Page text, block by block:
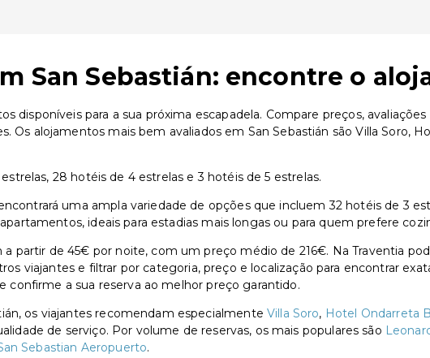
San Sebastián: encontre o
disponíveis para a sua próxima escapadela. Compare preços,
Os alojamentos mais bem avaliados em San Sebastián são Villa Soro,
28 hotéis de 4 estrelas e 3 hotéis de 5 estrelas.
uma ampla variedade de opções que incluem 32 hotéis de 3
ideais para estadias mais longas ou para quem prefere
partir de 45€ por noite, com um preço médio de 216€. Na Traventia
viajantes e filtrar por categoria, preço e localização para encontrar
confirme a sua reserva ao melhor preço garantido.
os viajantes recomendam especialmente Villa Soro, Hotel Ondarreta
de serviço. Por volume de reservas, os mais populares são
Sebastian Aeropuerto.